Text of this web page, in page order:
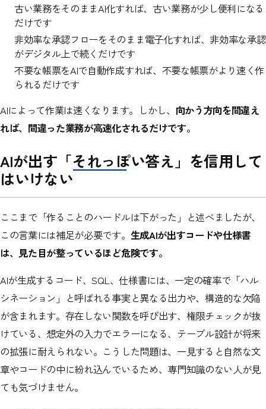
古い業務をそのままAI化すれば、古い業務が少し便利になる
だけです
非効率な承認フローをそのまま電子化すれば、非効率な承認
がデジタル上で続くだけです
不要な帳票をAIで自動作成すれば、不要な帳票がより速く作
られるだけです
AIによって作業は速くなります。しかし、 向かう方向を間違え
れば、間違った業務が高速化されるだけです。
AIが出す「それっぽい答え」を信用して
はいけない
ここまで「作ることのハードルは下がった」と述べましたが、
この言葉には補足が必要です。 生成AIが出すコードや仕様書
は、見た目が整っているほど危険です。
AIが生成するコード、SQL、仕様書には、一定の確率で「ハル
シネーション」と呼ばれる事実と異なる出力や、構造的な欠陥
が含まれます。存在しない関数を呼び出す、権限チェックが抜
けている、想定外の入力でエラーになる、テーブル設計が将来
の拡張に耐えられない。こうした問題は、一見すると自然な文
章やコードの中に紛れ込んでいるため、専門知識のない人が見
ても気づけません。